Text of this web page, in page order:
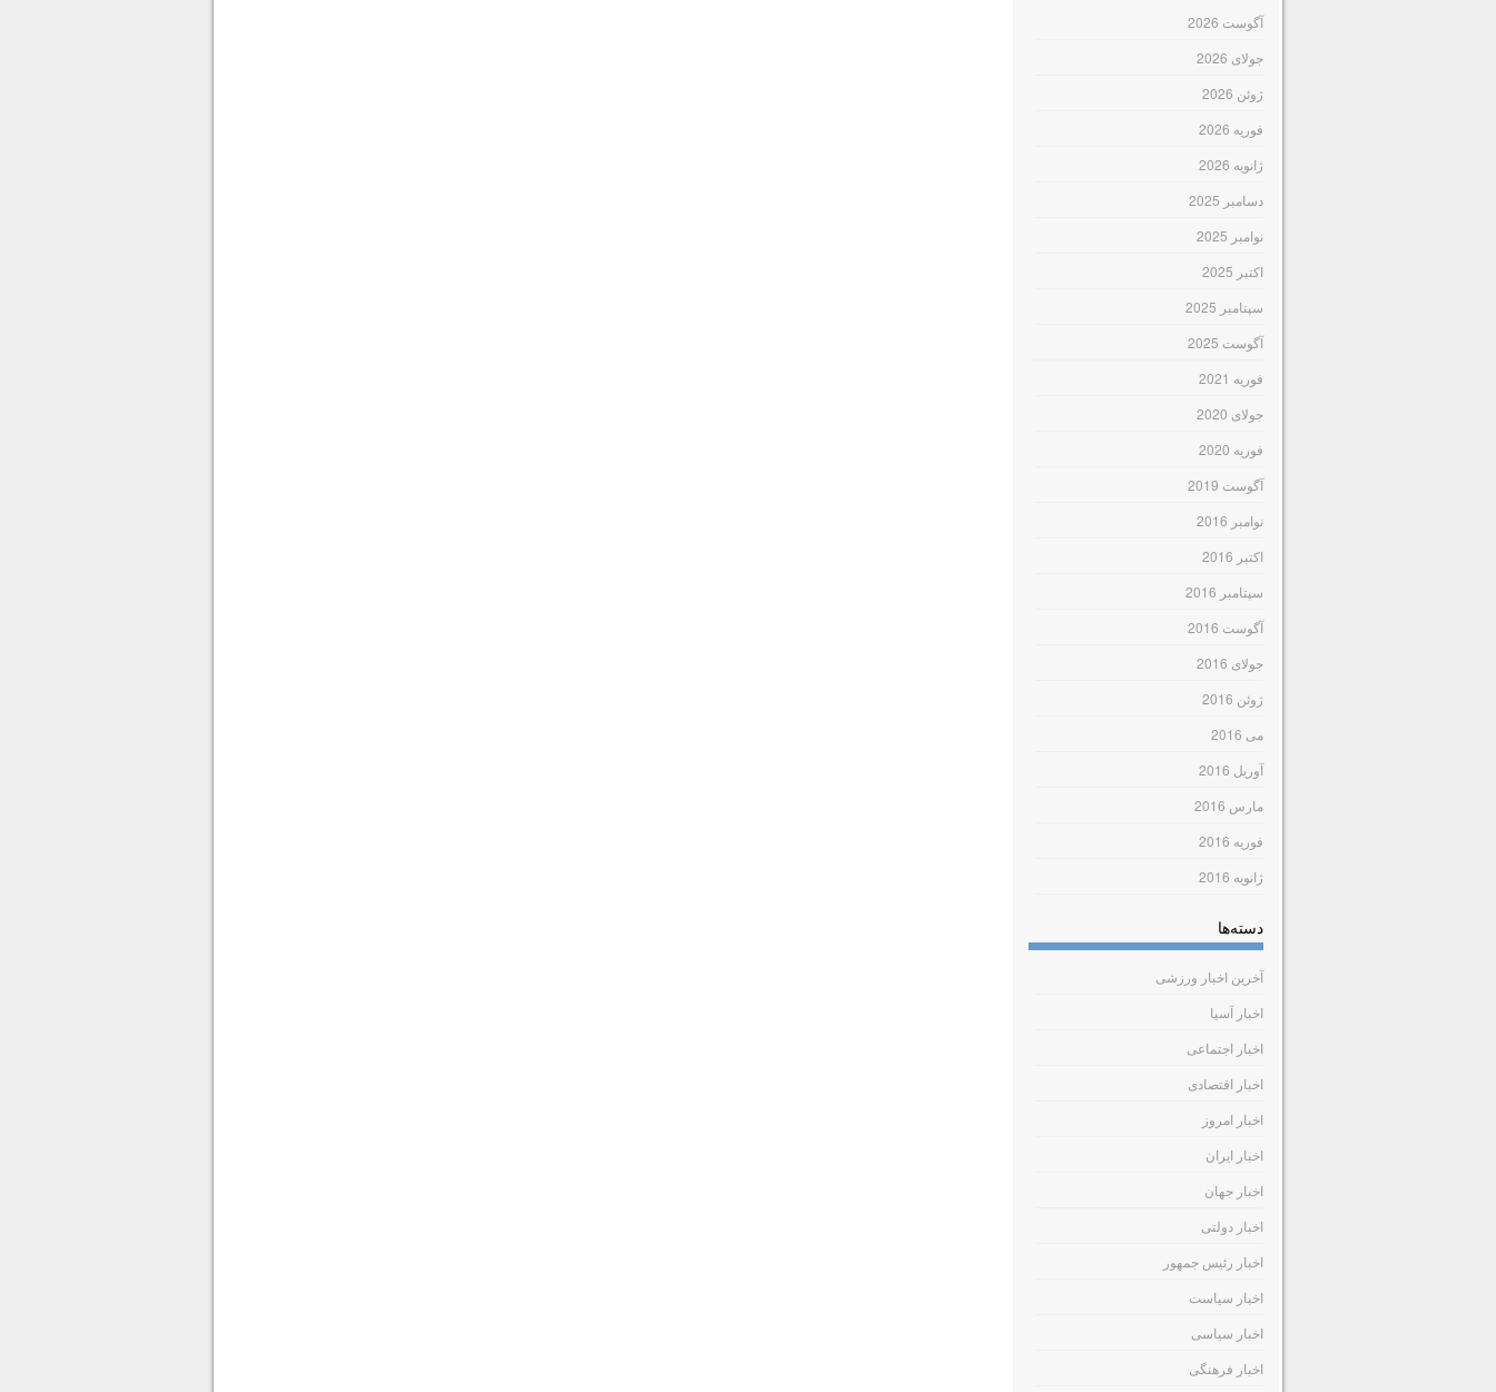
آگوست 2026
جولای 2026
ژوئن 2026
فوریه 2026
ژانویه 2026
دسامبر 2025
نوامبر 2025
اکتبر 2025
سپتامبر 2025
آگوست 2025
فوریه 2021
جولای 2020
فوریه 2020
آگوست 2019
نوامبر 2016
اکتبر 2016
سپتامبر 2016
آگوست 2016
جولای 2016
ژوئن 2016
می 2016
آوریل 2016
مارس 2016
فوریه 2016
ژانویه 2016
دسته‌ها
آخرین اخبار ورزشی
اخبار آسیا
اخبار اجتماعی
اخبار اقتصادی
اخبار امروز
اخبار ایران
اخبار جهان
اخبار دولتی
اخبار رئیس جمهور
اخبار سیاست
اخبار سیاسی
اخبار فرهنگی